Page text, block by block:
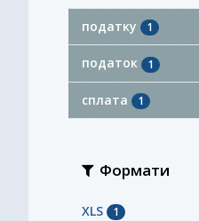
податку 1
податок 1
сплата 1
Формати
XLS 1